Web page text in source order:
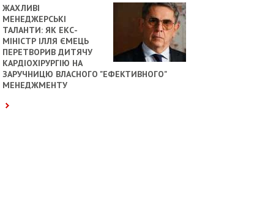
ЖАХЛИВІ
МЕНЕДЖЕРСЬКІ
ТАЛАНТИ: ЯК ЕКС-
МІНІСТР ІЛЛЯ ЄМЕЦЬ
ПЕРЕТВОРИВ ДИТЯЧУ
КАРДІОХІРУРГІЮ НА
ЗАРУЧНИЦЮ ВЛАСНОГО "ЕФЕКТИВНОГО"
МЕНЕДЖМЕНТУ